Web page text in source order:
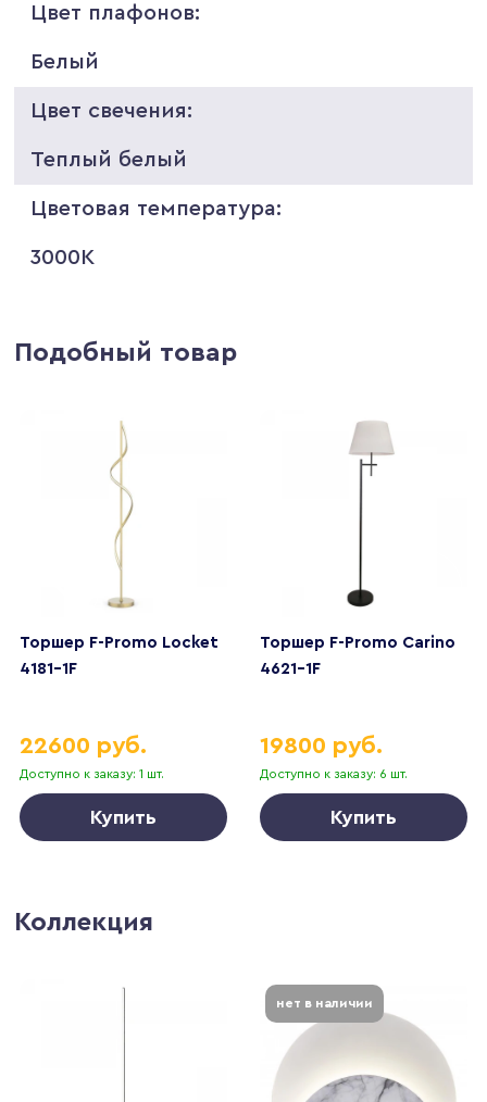
Цвет плафонов:
Белый
Цвет свечения:
Теплый белый
Цветовая температура:
3000K
Подобный товар
Торшер F-Promo Locket
4181-1F
Доступно к заказу: 1 шт.
22600 руб.
Купить
Торшер F-Promo Carino
4621-1F
Доступно к заказу: 6 шт.
19800 руб.
Купить
Коллекция
нет в наличии